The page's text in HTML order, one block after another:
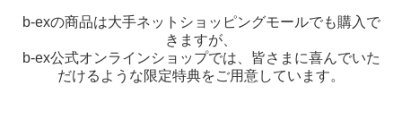
b-exの商品は大手ネットショッピングモールでも購入で
きますが、
b-ex公式オンラインショップでは、皆さまに喜んでいた
だけるような限定特典をご用意しています。